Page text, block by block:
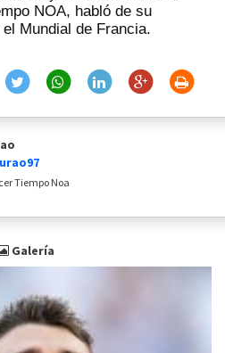
NOA, habló de su
Mundial de Francia.
Tiempo Noa
Galería